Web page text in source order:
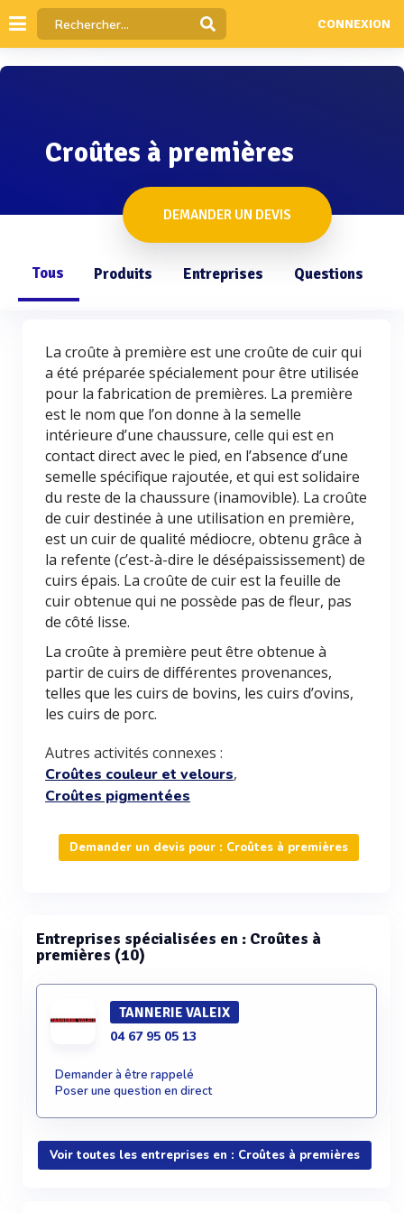
CONNEXION
Croûtes à premières
DEMANDER UN DEVIS
Tous Produits Entreprises Questions
La croûte à première est une croûte de cuir qui
a été préparée spécialement pour être utilisée
pour la fabrication de premières. La première
est le nom que l’on donne à la semelle
intérieure d’une chaussure, celle qui est en
contact direct avec le pied, en l’absence d’une
semelle spécifique rajoutée, et qui est solidaire
du reste de la chaussure (inamovible). La croûte
de cuir destinée à une utilisation en première,
est un cuir de qualité médiocre, obtenu grâce à
la refente (c’est-à-dire le désépaississement) de
cuirs épais. La croûte de cuir est la feuille de
cuir obtenue qui ne possède pas de fleur, pas
de côté lisse.
La croûte à première peut être obtenue à
partir de cuirs de différentes provenances,
telles que les cuirs de bovins, les cuirs d’ovins,
les cuirs de porc.
Autres activités connexes :
Croûtes couleur et velours,
Croûtes pigmentées
Demander un devis pour : Croûtes à premières
Entreprises spécialisées en : Croûtes à
premières (10)
TANNERIE VALEIX
04 67 95 05 13
Demander à être rappelé
Poser une question en direct
Voir toutes les entreprises en : Croûtes à premières